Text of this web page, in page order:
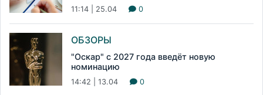
11:14 | 25.04 0
ОБЗОРЫ
"Оскар" с 2027 года введёт новую
номинацию
14:42 | 13.04 0